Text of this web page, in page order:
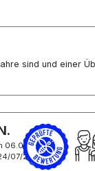
sind und einer
06.08.2026
07/2026 -